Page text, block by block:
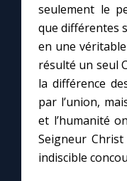
À la une
1000 Raisons de
Chapelet pour le
Contact
seulement le
que différentes
en une
résulté un seul
la différence
par l’union,
et l’humanité
Seigneur
indiscible